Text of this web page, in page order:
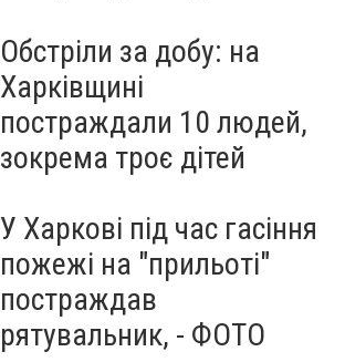
Обстріли за добу: на
Харківщині
постраждали 10 людей,
зокрема троє дітей
У Харкові під час гасіння
пожежі на "прильоті"
постраждав
рятувальник, - ФОТО